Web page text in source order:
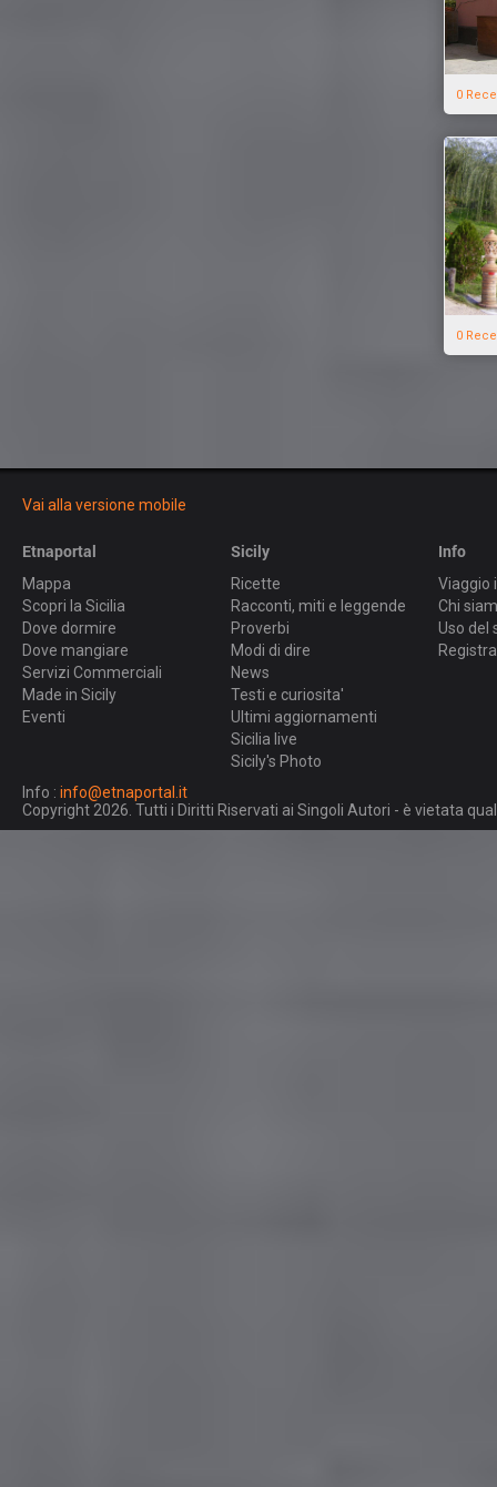
0
0
Vai alla versione mobile
Etnaportal
Mappa
Scopri la Sicilia
Dove dormire
Dove mangiare
Servizi Commerciali
Made in Sicily
Eventi
Sicily
Ricette
Racconti, miti e leggende
Proverbi
Modi di dire
News
Testi e curiosita'
Ultimi aggiornamenti
Sicilia live
Sicily's Photo
Info
Viaggio
Chi
Uso del
Info : info@etnaportal.it
Copyright 2026. Tutti i Diritti Riservati ai Singoli Autori - è vietata